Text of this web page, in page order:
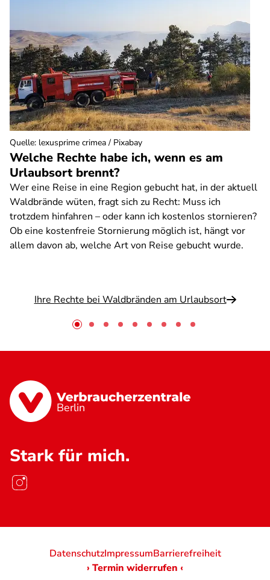
Welche Rechte habe ich, wenn es am
Urlaubsort brennt?
Wer eine Reise in eine Region gebucht hat, in der aktuell
Waldbrände wüten, fragt sich zu Recht: Muss ich
trotzdem hinfahren – oder kann ich kostenlos stornieren?
Ob eine kostenfreie Stornierung möglich ist, hängt vor
allem davon ab, welche Art von Reise gebucht wurde.
Ihre Rechte bei Waldbränden am Urlaubsort
Quelle: lexusprime crimea / Pixabay
Berlin
Stark für mich.
DatenschutzImpressumBarrierefreiheit
› Termin widerrufen ‹